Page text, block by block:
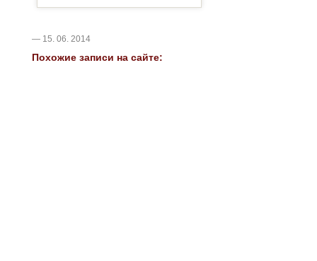
— 15. 06. 2014
Похожие записи на сайте: